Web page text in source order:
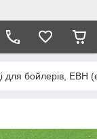
для бойлерів, ЕВН